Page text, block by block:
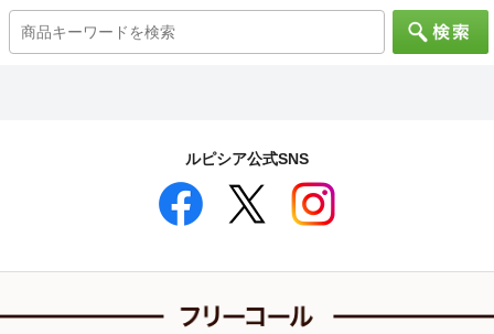
ルピシア公式SNS